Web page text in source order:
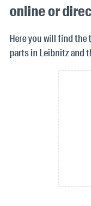
online or
Here you will find the
parts in Leibnitz and